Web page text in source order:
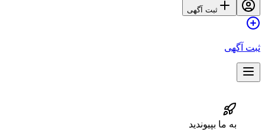
ثبت آگهی
ثبت آگهی
به ما بپیوندید